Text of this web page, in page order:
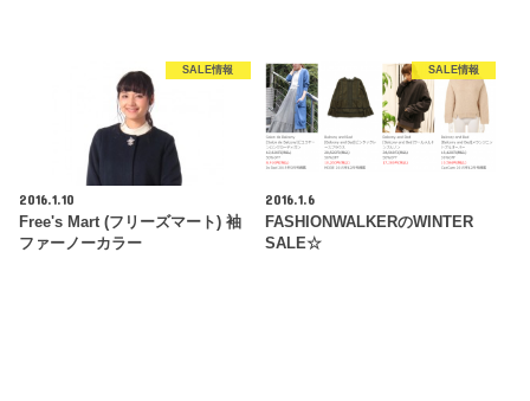
SALE情報
2016.1.10
Free's Mart (フリーズマート) 袖
ファーノーカラー
SALE情報
2016.1.6
FASHIONWALKERのWINTER
SALE☆